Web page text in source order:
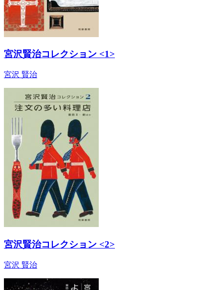
宮沢賢治コレクション <1>
宮沢 賢治
宮沢賢治コレクション <2>
宮沢 賢治